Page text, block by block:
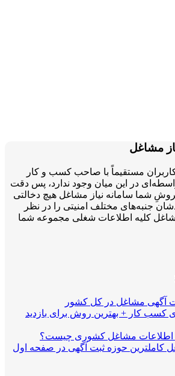
با صاحب کسب و کار
وجود ندارد، پس دقت
نیاز مشاغل هیچ دخالتی
امنیتی را در نظر
شغلی مجموعه شما
در کل کشور
روش برای بازدید
کشوری چیست؟
ثبت آگهی در صفحه اول